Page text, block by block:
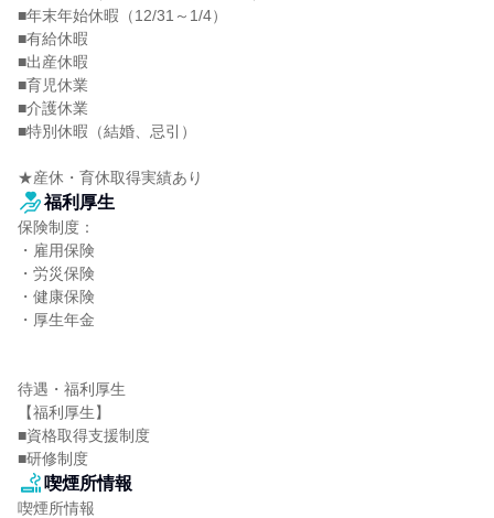
■年末年始休暇（12/31～1/4）
■有給休暇
■出産休暇
■育児休業
■介護休業
■特別休暇（結婚、忌引）
★産休・育休取得実績あり
福利厚生
保険制度：
・雇用保険
・労災保険
・健康保険
・厚生年金
待遇・福利厚生
【福利厚生】
■資格取得支援制度
■研修制度
喫煙所情報
喫煙所情報